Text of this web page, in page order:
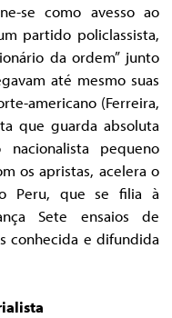
se como avesso ao
partido policlassista,
da ordem” junto
até mesmo suas
americano (Ferreira,
que guarda absoluta
pequeno
os apristas, acelera o
Peru, que se filia à
Sete ensaios de
conhecida e difundida